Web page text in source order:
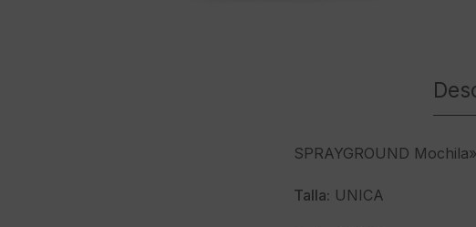
SPRAYGROUND
Talla: UNICA